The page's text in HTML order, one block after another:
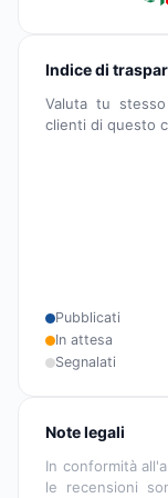
Indice di
Valuta tu
clienti di questo
Pubblicati
In attesa
Segnalati
Note legali
In conformità
le recensioni